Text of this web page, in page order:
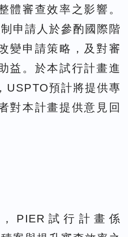
體審查效率之影響。
申請人於參酌國際階
變申請策略，及對審
益。於本試行計畫進
USPTO預計將提供專
對本計畫提供意見回
試行計畫係